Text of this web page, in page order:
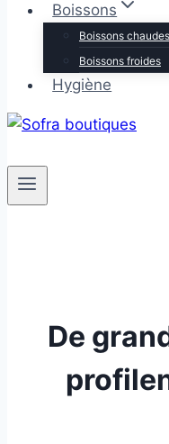
Boissons
Boissons chaudes
Boissons froides
Hygiène
De